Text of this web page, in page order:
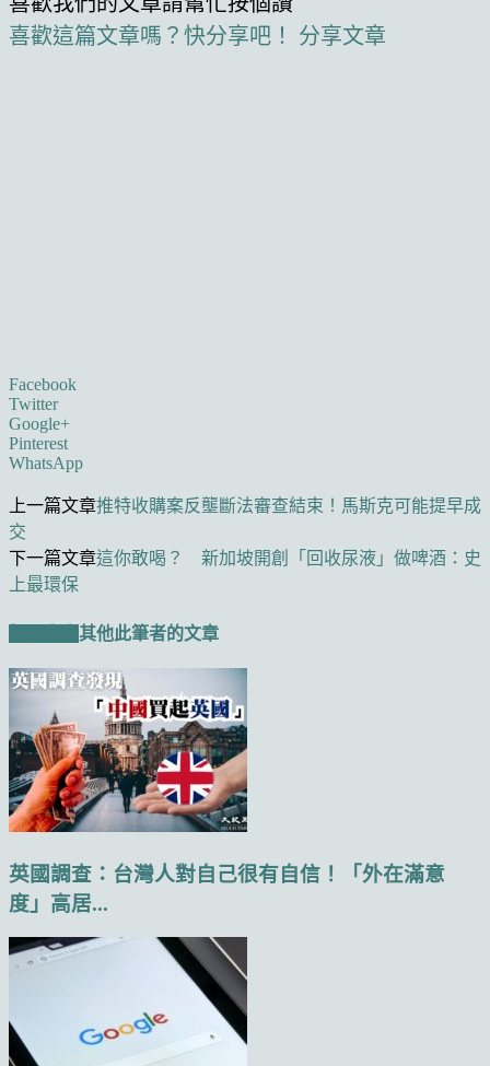
喜歡這篇文章嗎？快分享吧！
分享文章
Facebook
Twitter
Google+
Pinterest
WhatsApp
上一篇文章推特收購案反壟斷法審查結束！馬斯克可能提早成
交
下一篇文章這你敢喝？ 新加坡開創「回收尿液」做啤酒：史
上最環保
其他此筆者的文章
英國調查：台灣人對自己很有自信！「外在滿意
度」高居...